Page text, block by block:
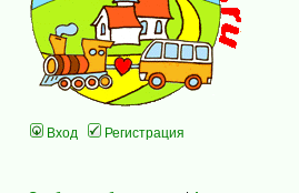
Вход Регистрация